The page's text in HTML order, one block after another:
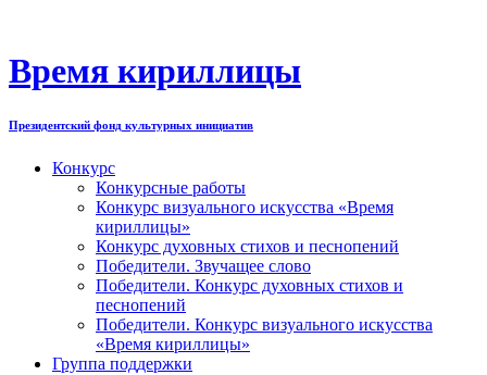
содержимому
Время кириллицы
Президентский фонд культурных инициатив
Конкурс
Конкурсные работы
Конкурс визуального искусства «Время
кириллицы»
Конкурс духовных стихов и песнопений
Победители. Звучащее слово
Победители. Конкурс духовных стихов и
песнопений
Победители. Конкурс визуального искусства
«Время кириллицы»
Группа поддержки